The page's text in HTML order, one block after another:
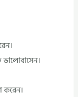
ভালোবাসেন।
করেন।